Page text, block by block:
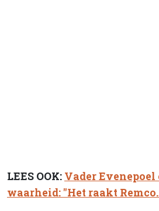
LEES OOK: Vader
waarheid: "Het raakt